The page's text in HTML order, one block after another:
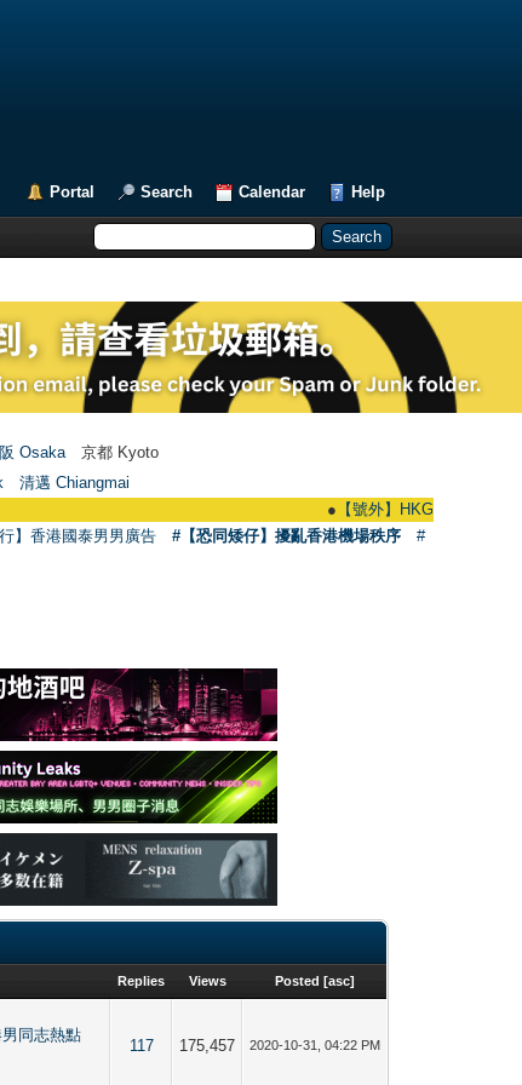
Portal Search Calendar Help
Osaka 京都 Kyoto
清邁 Chiangmai
【號外】HKGAY.net已啟動
】香港國泰男男廣告 #【恐同矮仔】擾亂香港機場秩序
#
Replies Views Posted [asc]
同志熱點
117 175,457 2020-10-31, 04:22 PM